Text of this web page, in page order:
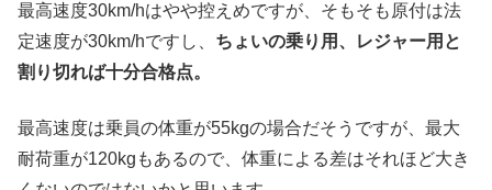
最高速度30km/hはやや控えめですが、そもそも原付は法
定速度が30km/hですし、 ちょいの乗り用、レジャー用と
割り切れば十分合格点。
最高速度は乗員の体重が55kgの場合だそうですが、最大
耐荷重が120kgもあるので、体重による差はそれほど大き